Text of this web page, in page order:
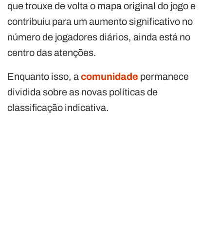
que trouxe de volta o mapa original do jogo e
contribuiu para um aumento significativo no
número de jogadores diários, ainda está no
centro das atenções.
Enquanto isso, acomunidade permanece
dividida sobre as novas políticas de
classificação indicativa.